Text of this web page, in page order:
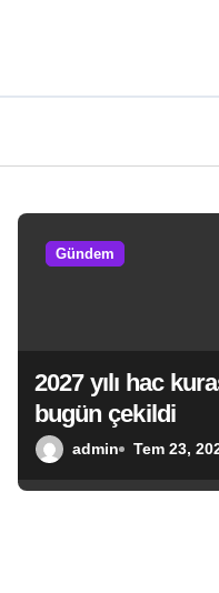
Gündem
2027 yılı hac
bugün çekildi
admin Tem 23,